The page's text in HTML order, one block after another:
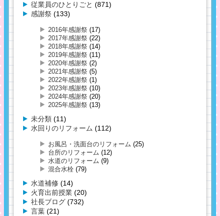
従業員のひとりごと (871)
感謝祭 (133)
2016年感謝祭 (17)
2017年感謝祭 (22)
2018年感謝祭 (14)
2019年感謝祭 (11)
2020年感謝祭 (2)
2021年感謝祭 (5)
2022年感謝祭 (1)
2023年感謝祭 (10)
2024年感謝祭 (20)
2025年感謝祭 (13)
未分類 (11)
水回りのリフォーム (112)
お風呂・洗面台のリフォーム (25)
台所のリフォーム (12)
水道のリフォーム (9)
混合水栓 (79)
水道補修 (14)
火育出前授業 (20)
社長ブログ (732)
言葉 (21)